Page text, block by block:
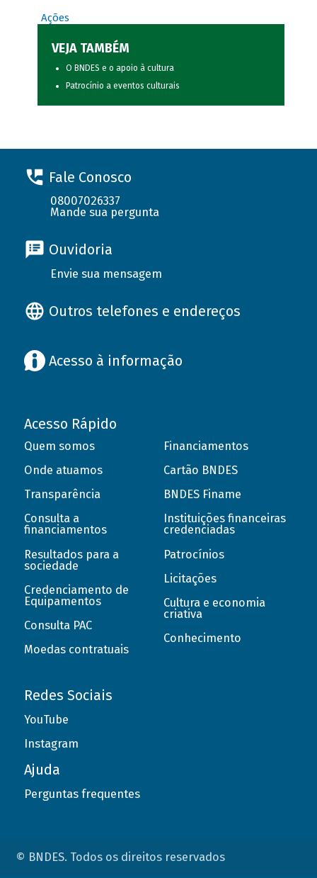
Ações
VEJA TAMBÉM
O BNDES e o apoio à cultura
Patrocínio a eventos culturais
Fale Conosco
08007026337
Mande sua pergunta
Ouvidoria
Envie sua mensagem
Outros telefones e endereços
Acesso à informação
Acesso Rápido
Quem somos
Onde atuamos
Transparência
Consulta a
financiamentos
Resultados para a
sociedade
Credenciamento de
Equipamentos
Consulta PAC
Moedas contratuais
Financiamentos
Cartão BNDES
BNDES Finame
Instituições financeiras
credenciadas
Patrocínios
Licitações
Cultura e economia
criativa
Conhecimento
Redes Sociais
YouTube
Instagram
Ajuda
Perguntas frequentes
© BNDES. Todos os direitos reservados